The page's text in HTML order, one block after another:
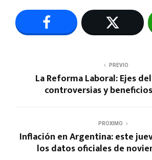
PREVIO
La Reforma Laboral: Ejes
controversias y
PROXIMO
Inflación en Argentina: este
los datos oficiales de